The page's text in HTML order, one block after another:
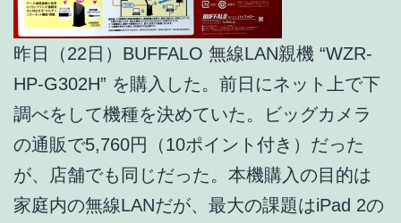
昨日（22日）BUFFALO 無線LAN親機 “WZR-
HP-G302H” を購入した。前日にネット上で下
調べをして機種を決めていた。ビッグカメラ
の通販で5,760円（10ポイント付き）だった
が、店舗でも同じだった。本機購入の目的は
家庭内の無線LANだが、最大の課題はiPad 2の